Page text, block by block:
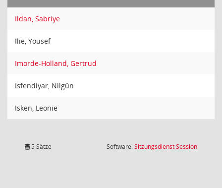
Ildan, Sabriye
Ilie, Yousef
Imorde-Holland, Gertrud
Isfendiyar, Nilgün
Isken, Leonie
5 Sätze Software:SitzungsdienstSession(Wird in